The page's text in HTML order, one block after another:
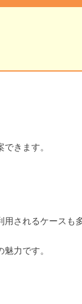
きます。
されるケースも多
力です。